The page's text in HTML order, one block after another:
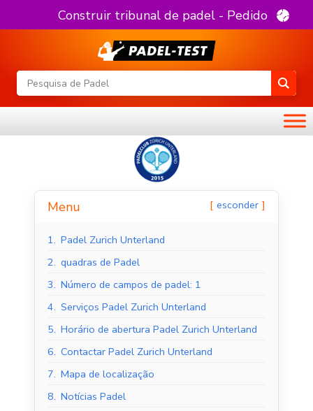
Construir tribunal de padel - Pedido
Menu esconder
1. Padel Zurich Unterland
2. quadras de Padel
3. Número de campos de padel: 1
4. Serviços Padel Zurich Unterland
5. Horário de abertura Padel Zurich Unterland
6. Contactar Padel Zurich Unterland
7. Mapa de localização
8. Notícias Padel